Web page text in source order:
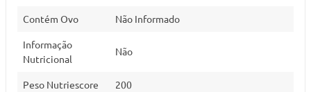
Contém Ovo Não Informado
Informação
Nutricional
Não
Peso Nutriescore 200